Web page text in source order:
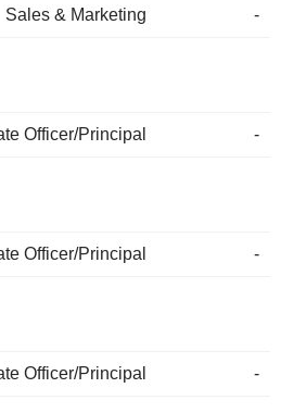
Sales & Marketing -
Officer/Principal -
Officer/Principal -
Officer/Principal -